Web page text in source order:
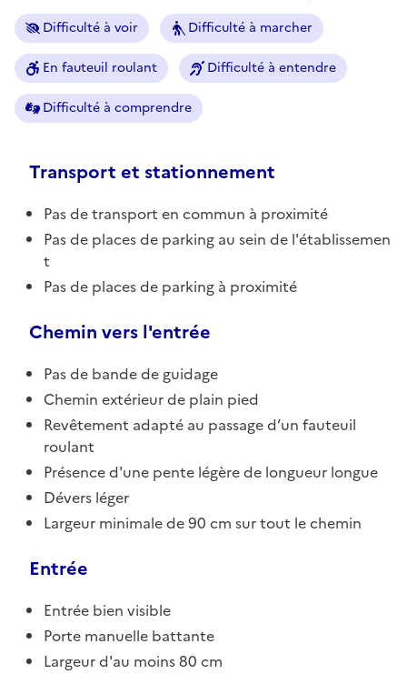
Difficulté à voir Difficulté à marcher
En fauteuil roulant Difficulté à entendre
Difficulté à comprendre
Transport et stationnement
Pas de transport en commun à proximité
Pas de places de parking au sein de l'établissemen
t
Pas de places de parking à proximité
Chemin vers l'entrée
Pas de bande de guidage
Chemin extérieur de plain pied
Revêtement adapté au passage d’un fauteuil
roulant
Présence d'une pente légère de longueur longue
Dévers léger
Largeur minimale de 90 cm sur tout le chemin
Entrée
Entrée bien visible
Porte manuelle battante
Largeur d'au moins 80 cm